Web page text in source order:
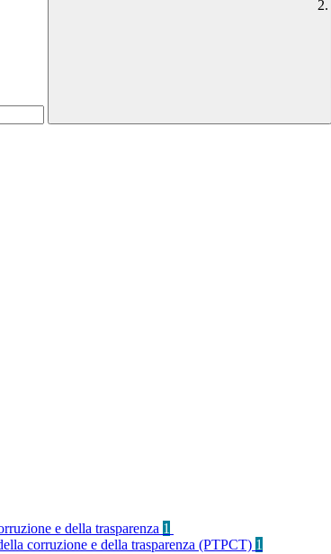
e della trasparenza 1
corruzione e della trasparenza (PTPCT) 1